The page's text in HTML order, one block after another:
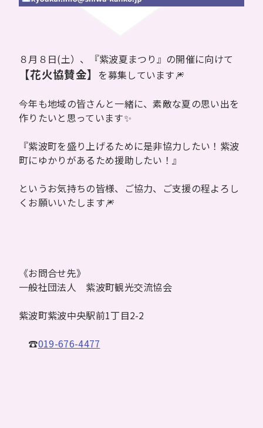
８月８日(土）、『紫波夏まつり』の開催に向けて
【花火協賛金】 を募集しています🎆
今年も地域の皆さんと一緒に、素敵な夏の思い出を
作りたいと思っています✨
『紫波町を盛り上げるために是非協力したい！紫波
町にゆかりがあるため援助したい！』
というお気持ちの皆様、ご協力、ご支援の程よろし
くお願いいたします🎆
《お問合せ先》
一般社団法人 紫波町観光交流協会
紫波町紫波中央駅前1丁目2-2
☎019-676-4477